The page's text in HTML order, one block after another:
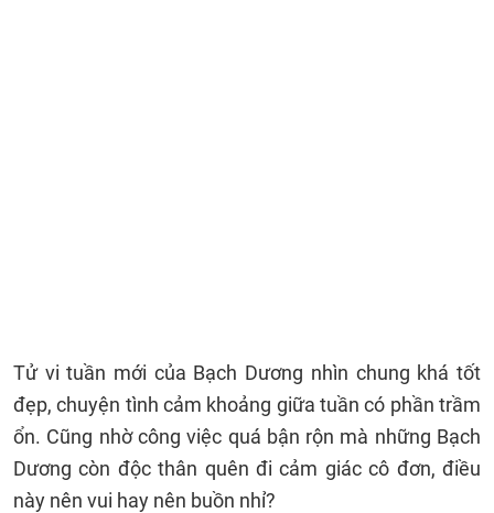
Tử vi tuần mới của Bạch Dương nhìn chung khá tốt
đẹp, chuyện tình cảm khoảng giữa tuần có phần trầm
ổn. Cũng nhờ công việc quá bận rộn mà những Bạch
Dương còn độc thân quên đi cảm giác cô đơn, điều
này nên vui hay nên buồn nhỉ?